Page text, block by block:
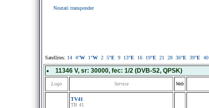
Noutati transponder
Satellites: 14 4°W 1°W 2 5°E 9 13°E 16 19°E 21 28 36°E 39°E 40
11346 V, sr: 30000, fec: 1/2 (DVB-S2, QPSK)
Logo Service Web
TV41
TB 41